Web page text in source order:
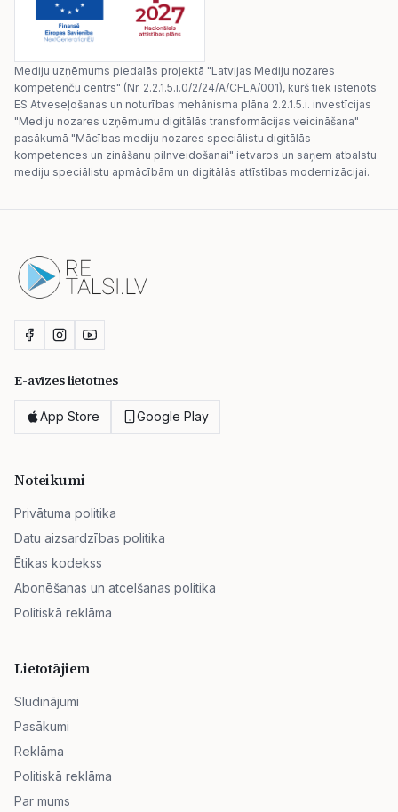
Mediju uzņēmums piedalās projektā "Latvijas Mediju nozares
kompetenču centrs" (Nr. 2.2.1.5.i.0/2/24/A/CFLA/001), kurš tiek īstenots
ES Atveseļošanas un noturības mehānisma plāna 2.2.1.5.i. investīcijas
"Mediju nozares uzņēmumu digitālās transformācijas veicināšana"
pasākumā "Mācības mediju nozares speciālistu digitālās
kompetences un zināšanu pilnveidošanai" ietvaros un saņem atbalstu
mediju speciālistu apmācībām un digitālās attīstības modernizācijai.
E-avīzes lietotnes
App Store Google Play
Noteikumi
Privātuma politika
Datu aizsardzības politika
Ētikas kodekss
Abonēšanas un atcelšanas politika
Politiskā reklāma
Lietotājiem
Sludinājumi
Pasākumi
Reklāma
Politiskā reklāma
Par mums